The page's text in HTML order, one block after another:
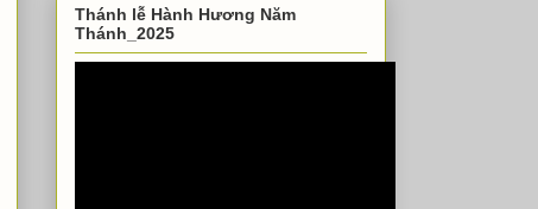
Thánh lễ Hành Hương Năm
Thánh_2025